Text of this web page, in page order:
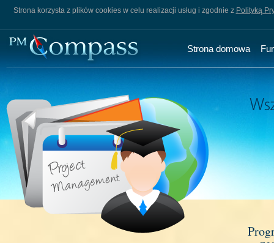
Strona korzysta z plików cookies w celu realizacji usług i zgodnie z Polityką
Strona domowa